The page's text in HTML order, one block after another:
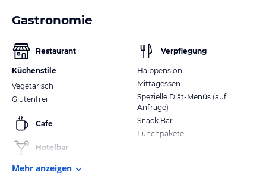
Gastronomie
Restaurant
Küchenstile
Vegetarisch
Glutenfrei
Cafe
Hotelbar
Verpflegung
Halbpension
Mittagessen
Spezielle Diät-Menüs (auf
Anfrage)
Snack Bar
Lunchpakete
Mehr anzeigen